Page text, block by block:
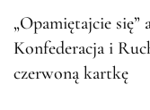
„Opamiętajcie się”
Konfederacja i
czerwoną kartkę